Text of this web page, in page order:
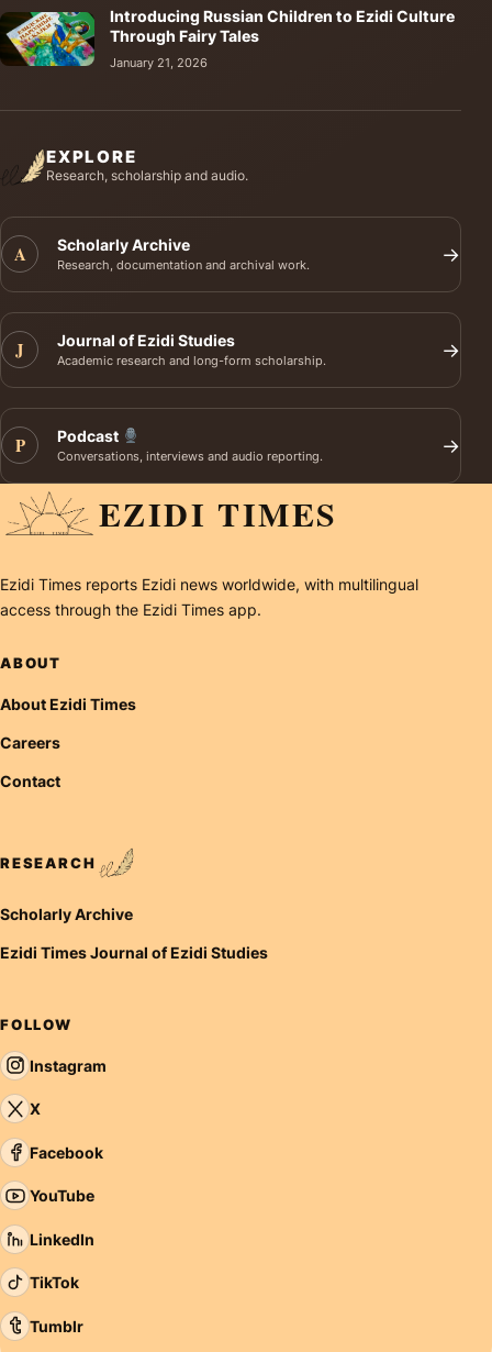
Introducing Russian Children to Ezidi Culture
Through Fairy Tales
January 21, 2026
EXPLORE
Research, scholarship and audio.
A Scholarly Archive
Research, documentation and archival work. →
J Journal of Ezidi Studies
Academic research and long-form scholarship. →
P Podcast
Conversations, interviews and audio reporting. →
EZIDI TIMES
Ezidi Times reports Ezidi news worldwide, with multilingual
access through the Ezidi Times app.
ABOUT
About Ezidi Times
Careers
Contact
RESEARCH
Scholarly Archive
Ezidi Times Journal of Ezidi Studies
FOLLOW
Instagram
X
Facebook
YouTube
LinkedIn
TikTok
Tumblr